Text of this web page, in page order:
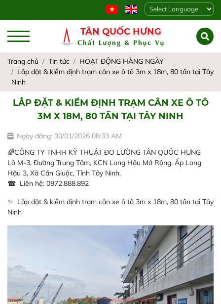
Powered by
TÂN QUỐC HƯNG
Chất Lượng & Phục Vụ
Trang chủ Tin tức
HOẠT ĐỘNG HÀNG NGÀY
Lắp đặt & kiểm định trạm cân xe ô tô 3m x 18m, 80 tấn tại Tây
Ninh
LẮP ĐẶT & KIỂM ĐỊNH TRẠM CÂN XE Ô TÔ
3M X 18M, 80 TẤN TẠI TÂY NINH
Ngày đăng: 30/01/2026 08:33 AM
🌈CÔNG TY TNHH KỸ THUẬT ĐO LƯỜNG TÂN QUỐC HƯNG
Lô M-3, Đường Trung Tâm, KCN Long Hậu Mở Rộng, Ấp Long
Hậu 3, Xã Cần Giuộc, Tỉnh Tây Ninh.
☎ Liên hệ: 0972.888.892
✨ Lắp đặt & kiểm định trạm cân xe ô tô 3m x 18m, 80 tấn tại Tây
Ninh